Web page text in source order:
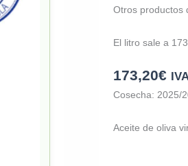
Otros productos
El litro sale a
173,20€
Cosecha: 2025/
Aceite de oliva